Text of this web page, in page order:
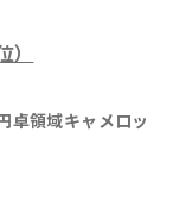
卓領域キャメロッ